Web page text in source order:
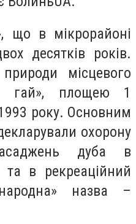
що в мікрорайоні
десятків років.
місцевого
гай», площею 1
року. Основним
охорону
дуба в
та в рекреаційний
назва –